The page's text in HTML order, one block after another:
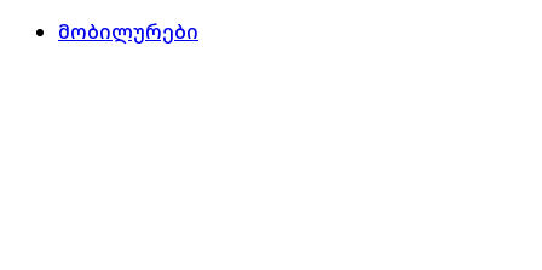
მობილურები